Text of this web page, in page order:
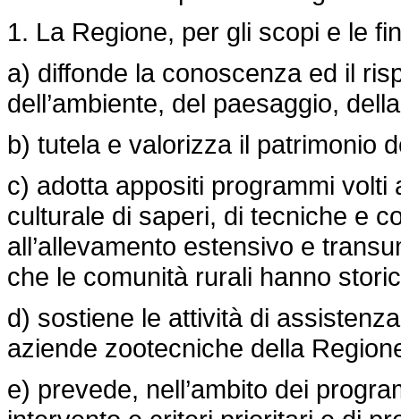
1. La Regione, per gli scopi e le
a) diffonde la conoscenza ed il
dell’ambiente, del paesaggio,
b) tutela e valorizza il patrimonio
c) adotta appositi programmi
culturale di saperi, di tecniche e
all’allevamento estensivo e
che le comunità rurali hanno
d) sostiene le attività di
aziende zootecniche della
e) prevede, nell’ambito dei